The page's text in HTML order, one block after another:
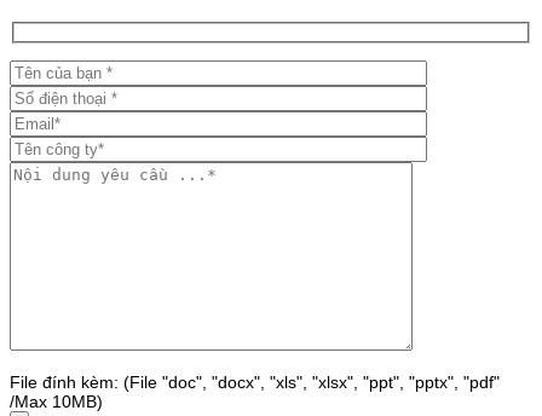
File đính kèm: (File "doc", "docx", "xls", "xlsx", "ppt", "pptx", "pdf"
/Max 10MB)